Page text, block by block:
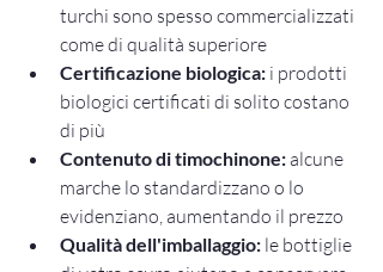
turchi sono spesso commercializzati
come di qualità superiore
Certificazione biologica: i prodotti
biologici certificati di solito costano
di più
Contenuto di timochinone: alcune
marche lo standardizzano o lo
evidenziano, aumentando il prezzo
Qualità dell'imballaggio: le bottiglie